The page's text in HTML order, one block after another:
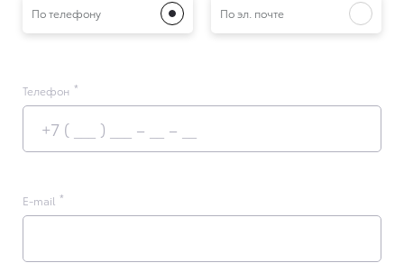
По телефону По эл. почте
Телефон
E-mail